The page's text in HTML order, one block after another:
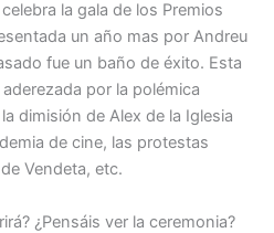
la gala de los Premios
un año mas por Andreu
fue un baño de éxito. Esta
por la polémica
dimisión de Alex de la Iglesia
de cine, las protestas
Vendeta, etc.
¿Pensáis ver la ceremonia?